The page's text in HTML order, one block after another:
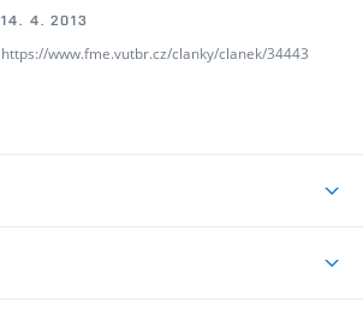
14. 4. 2013
https://www.fme.vutbr.cz/clanky/clanek/34443